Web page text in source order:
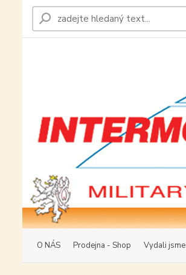
O NÁS Prodejna - Shop Vydali jsme